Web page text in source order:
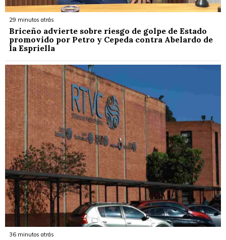
29 minutos atrás
Briceño advierte sobre riesgo de golpe de Estado
promovido por Petro y Cepeda contra Abelardo de
la Espriella
36 minutos atrás